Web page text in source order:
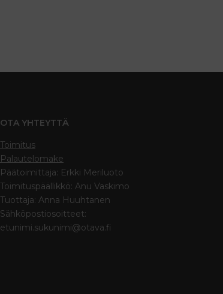
OTA YHTEYTTÄ
Toimitus
Palautelomake
Päätoimittaja: Erkki Meriluoto
Toimituspäällikkö: Anu Vaskimo
Tuottaja: Anna Huuhtanen
Sähköpostiosoitteet:
etunimi.sukunimi@otava.fi